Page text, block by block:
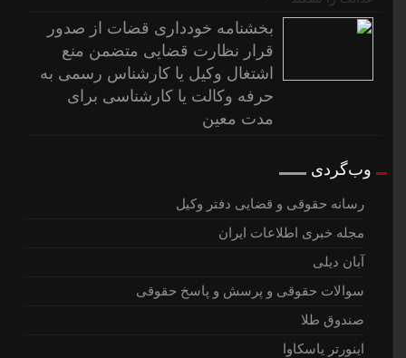
بخشنامه خودداری قضات از صدور
قرار نظارت قضایی متضمن منع
اشتغال وکیل یا کارشناس رسمی به
حرفه وکالت یا کارشناسی برای
مدت معین
وب‌گردی
رسانه حقوقی و قضایی دفتر وکیل
مجله خبری اطلاعات ایران
آبان دیلی
سوالات حقوقی و پرسش و پاسخ حقوقی
صندوق طلا
اینورتر یاسکاوا